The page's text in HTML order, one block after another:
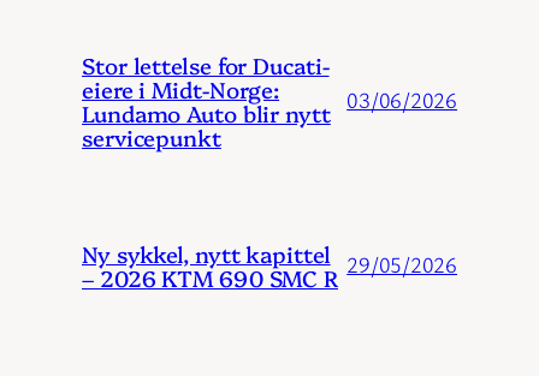
Stor lettelse for Ducati-
eiere i Midt-Norge:
Lundamo Auto blir nytt
servicepunkt
03/06/2026
Ny sykkel, nytt kapittel
– 2026 KTM 690 SMC R 29/05/2026